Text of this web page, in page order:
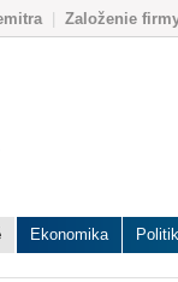
| Založenie
Ekonomika